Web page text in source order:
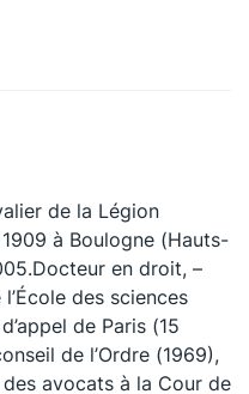
de la Légion
à Boulogne (Hauts-
en droit, –
des sciences
de Paris (15
de l’Ordre (1969),
avocats à la Cour de